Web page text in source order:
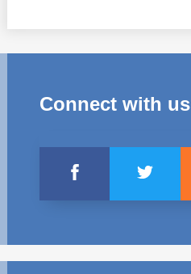
Connect with us